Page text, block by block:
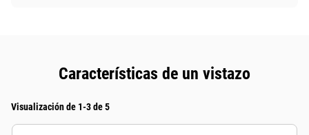
Características de un vistazo
Visualización de 1-3 de 5